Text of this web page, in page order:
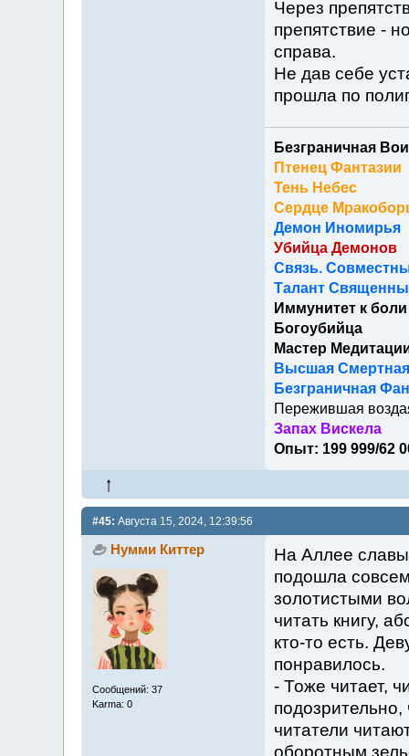
Через
препятствие -
справа.
Не дав себе
прошла по
Безграничная
Птенец Фантазии
Тень Небес
Сердце
Демон Иномирья
Убийца Демонов
Связь.
Талант
Иммунитет к боли
Богоубийца
Мастер
Высшая Смертная
Безграничная
Пережившая
Запах Вискела
Опыт: 199 999/62
#45: Августа 15, 2024, 12:39:56
Нумми Киттер
Сообщений: 37
Karma: 0
На Аллее
подошла
золотистыми
читать книгу,
кто-то есть.
понравилось.
- Тоже читает,
читатели
оборотным